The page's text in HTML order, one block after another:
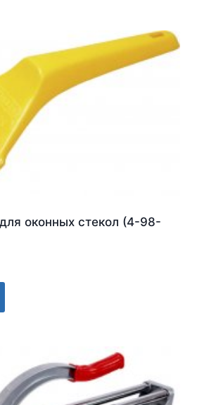
оконныx стекол (4-98-